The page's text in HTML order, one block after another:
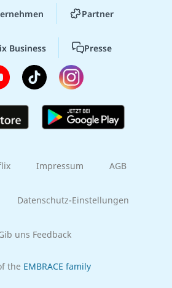
Partner
Business Presse
Impressum AGB
Datenschutz-Einstellungen
uns Feedback
the EMBRACE family